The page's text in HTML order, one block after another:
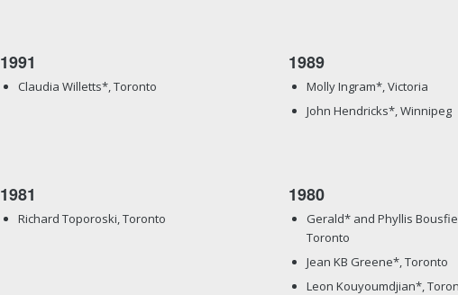
1991
Claudia Willetts*, Toronto
1989
Molly Ingram*, Victoria
John Hendricks*, Winnipeg
1981
Richard Toporoski, Toronto
1980
Gerald* and Phyllis
Toronto
Jean KB Greene*, Toronto
Leon Kouyoumdjian*,